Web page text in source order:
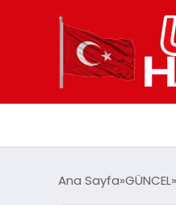
Ana Sayfa GÜNCEL